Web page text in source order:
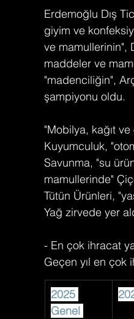
Erdemoğlu Dış
giyim ve
ve mamullerinin",
maddeler ve
"madenciliğin",
şampiyonu oldu.
"Mobilya, kağıt
Kuyumculuk,
Savunma, "su
mamullerinde"
Tütün Ürünleri,
Yağ zirvede yer
- En çok ihracat
Geçen yıl en çok
2025
Genel